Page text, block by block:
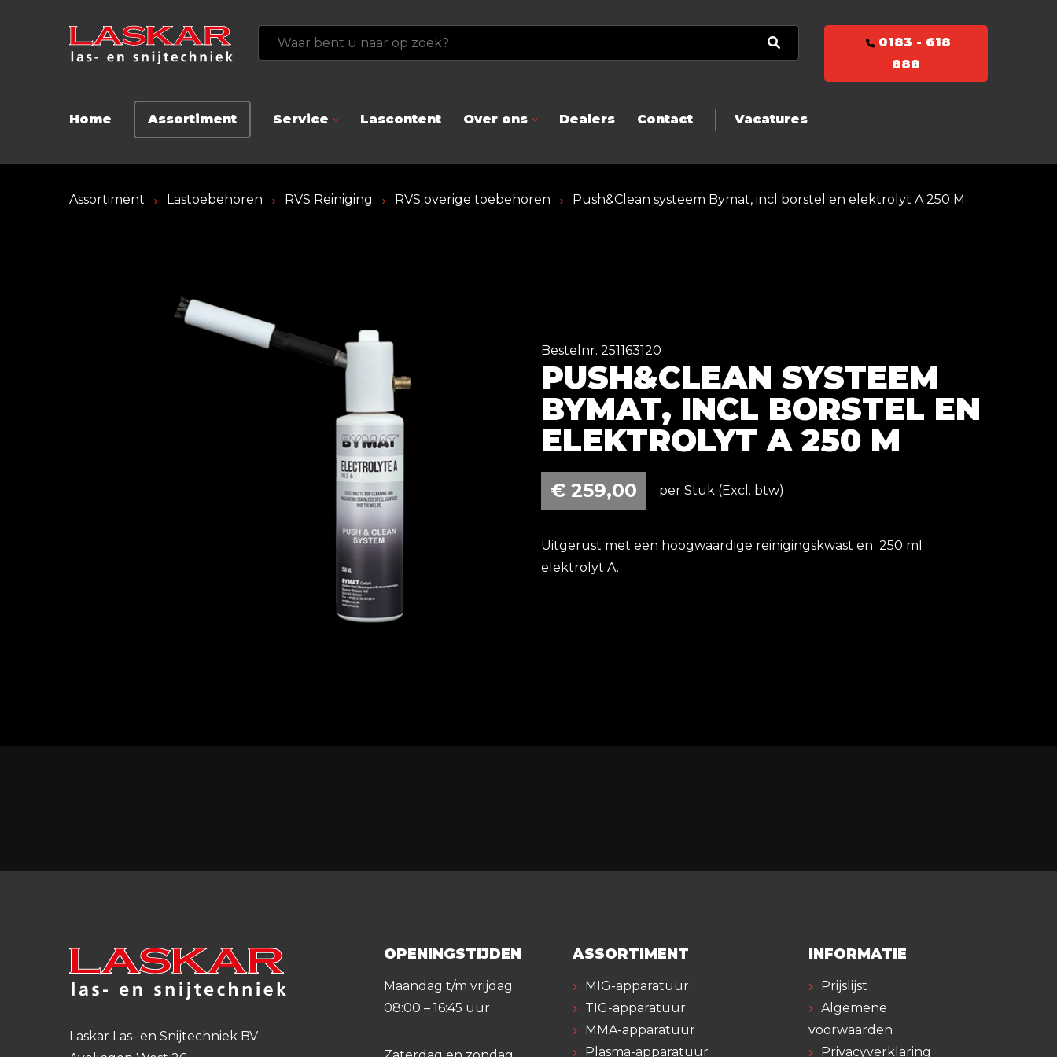
0183 - 618
888
Home Assortiment Service Lascontent Over ons Dealers Contact Vacatures
Assortiment Lastoebehoren RVS Reiniging RVS overige toebehoren Push&Clean systeem Bymat, incl borstel en elektrolyt A 250 M
Bestelnr. 251163120
PUSH&CLEAN SYSTEEM
BYMAT, INCL BORSTEL EN
ELEKTROLYT A 250 M
€ 259,00 per Stuk (Excl. btw)
Uitgerust met een hoogwaardige reinigingskwast en 250 ml
elektrolyt A.
Laskar Las- en Snijtechniek BV
OPENINGSTIJDEN
Maandag t/m vrijdag
08:00 – 16:45 uur
ASSORTIMENT
MIG-apparatuur
TIG-apparatuur
MMA-apparatuur
Plasma-apparatuur
INFORMATIE
Prijslijst
Algemene
voorwaarden
Privacyverklaring